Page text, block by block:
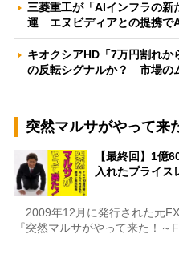
三菱重工が「AIインフラの新
運 エヌビディアとの提携
キオクシアHD「7万円割れ
の反転シグナルか？ 市場の
突然マルサがやって来
【最終回】1億
入れたプライ
2009年12月に発行された元
『突然マルサがやって来た！～